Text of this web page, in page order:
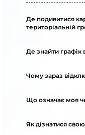
Де подивитися
територіальній
Де знайти графік
Чому зараз
Що означає моя
Як дізнатися